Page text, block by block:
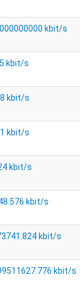
kbit/s
kbit/s
kbit/s
kbit/s
kbit/s
kbit/s
kbit/s
kbit/s